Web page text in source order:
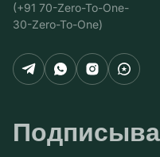
(+91 70-Zero-To-One-
30-Zero-To-One)